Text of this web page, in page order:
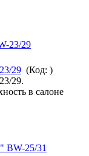
29 (Код: )
29.
в салоне